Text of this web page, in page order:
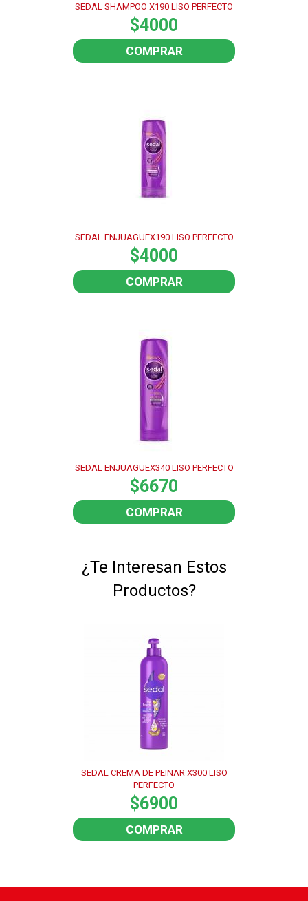
SEDAL SHAMPOO X190 LISO PERFECTO
$4000
COMPRAR
SEDAL ENJUAGUEX190 LISO PERFECTO
$4000
COMPRAR
SEDAL ENJUAGUEX340 LISO PERFECTO
$6670
COMPRAR
¿Te Interesan Estos
Productos?
SEDAL CREMA DE PEINAR X300 LISO
PERFECTO
$6900
COMPRAR